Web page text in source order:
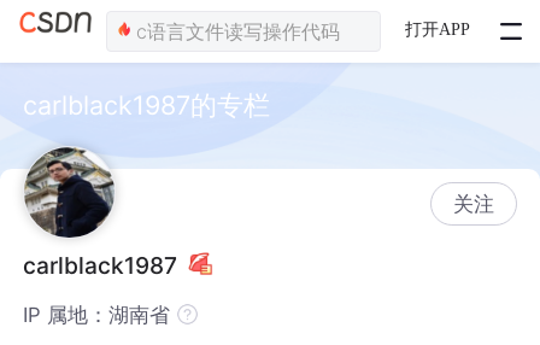
打开APP
carlblack1987的专栏
关注
carlblack1987
IP 属地：湖南省